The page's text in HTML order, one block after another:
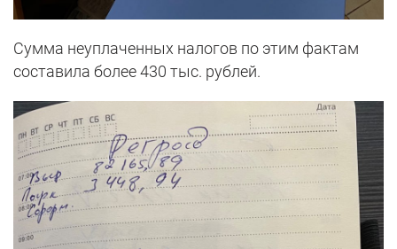
Сумма неуплаченных налогов по этим фактам
составила более 430 тыс. рублей.